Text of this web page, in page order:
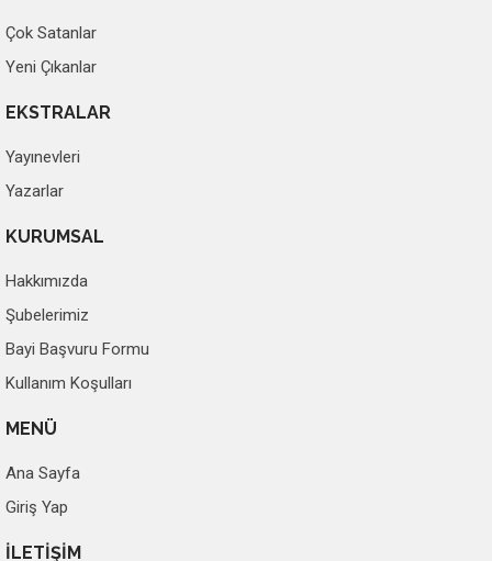
Çok Satanlar
Yeni Çıkanlar
EKSTRALAR
Yayınevleri
Yazarlar
KURUMSAL
Hakkımızda
Şubelerimiz
Bayi Başvuru Formu
Kullanım Koşulları
MENÜ
Ana Sayfa
Giriş Yap
İLETİŞİM